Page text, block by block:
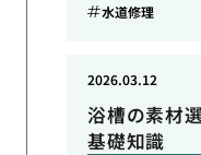
水道修理
浴槽の素材
基礎知識
2026.03.12